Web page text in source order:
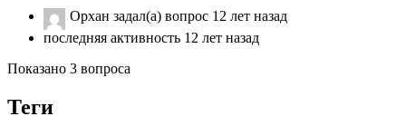
Орхан задал(а) вопрос 12 лет назад
последняя активность 12 лет назад
Показано 3 вопроса
Теги